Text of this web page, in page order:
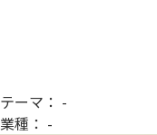
テーマ： -
業種： -